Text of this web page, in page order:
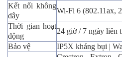
Kết nối không
dây
Wi-Fi 6 (802.11ax,
Thời gian hoạt
động
24 giờ / 7 ngày liên
Bảo vệ
IP5X kháng bụi |